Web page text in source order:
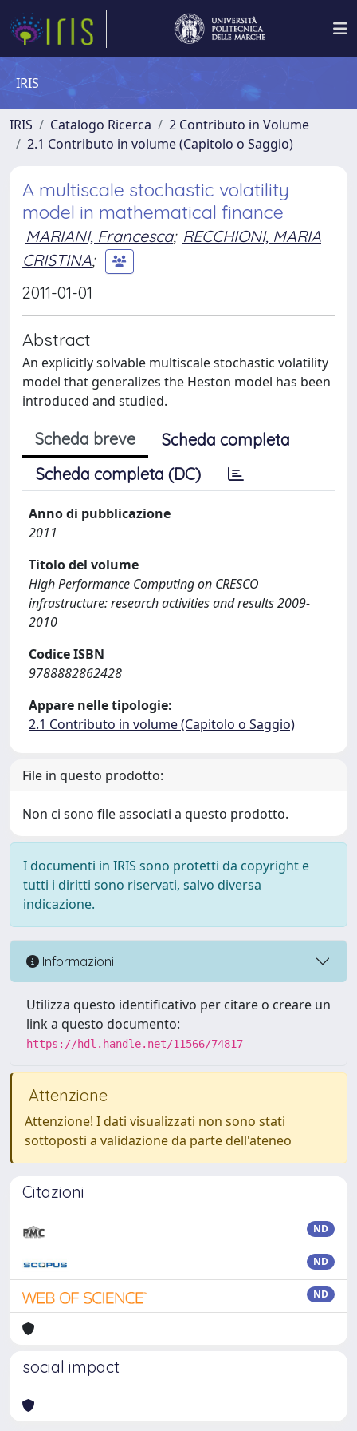
IRIS
IRIS Catalogo Ricerca
2 Contributo in Volume
2.1 Contributo in volume (Capitolo o Saggio)
A multiscale stochastic volatility
model in mathematical finance
MARIANI, Francesca; RECCHIONI, MARIA
CRISTINA;
2011-01-01
Abstract
An explicitly solvable multiscale stochastic volatility
model that generalizes the Heston model has been
introduced and studied.
Scheda breve
Scheda completa
Scheda completa (DC)
Anno di pubblicazione
2011
Titolo del volume
High Performance Computing on CRESCO
infrastructure: research activities and results 2009-
2010
Codice ISBN
9788882862428
Appare nelle tipologie:
2.1 Contributo in volume (Capitolo o Saggio)
File in questo prodotto:
Non ci sono file associati a questo prodotto.
I documenti in IRIS sono protetti da copyright e
tutti i diritti sono riservati, salvo diversa
indicazione.
Informazioni
Utilizza questo identificativo per citare o creare un
link a questo documento:
https://hdl.handle.net/11566/74817
Attenzione
Attenzione! I dati visualizzati non sono stati
sottoposti a validazione da parte dell'ateneo
Citazioni
ND
ND
ND
social impact